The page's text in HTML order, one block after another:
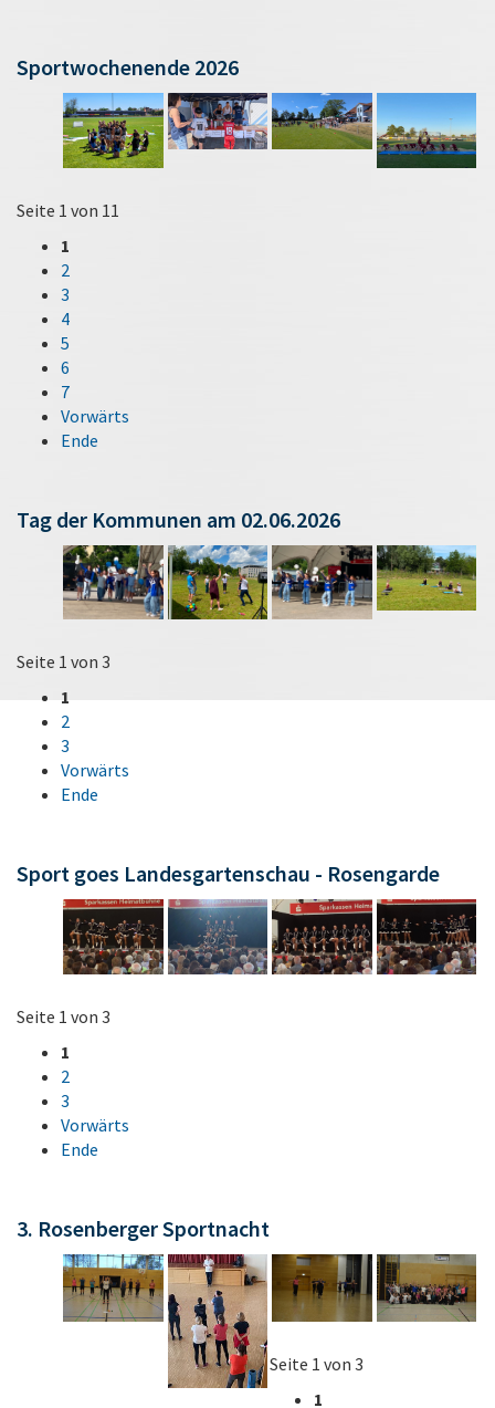
Sportwochenende 2026
Seite 1 von 11
1
2
3
4
5
6
7
Vorwärts
Ende
Tag der Kommunen am 02.06.2026
Seite 1 von 3
1
2
3
Vorwärts
Ende
Sport goes Landesgartenschau - Rosengarde
Seite 1 von 3
1
2
3
Vorwärts
Ende
3. Rosenberger Sportnacht
Seite 1 von 3
1